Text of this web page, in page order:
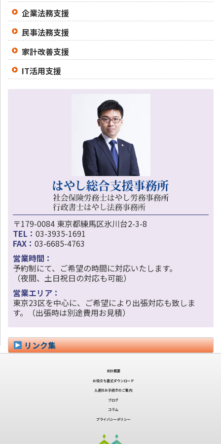
企業法務支援
民事法務支援
家計改善支援
IT活用支援
〒179-0084 東京都練馬区氷川台2-3-8
TEL： 03-3935-1691
FAX： 03-6685-4763
営業時間：
予約制にて、ご希望の時間に対応いたします。
（夜間、土日祝日の対応も可能）
営業エリア：
東京23区を中心に、ご希望により出張対応も致しま
す。（出張時は別途費用お見積）
リンク集
会社概要
お役立ち書式ダウンロード
入退社お手続きのご案内
ブログ
コラム
プライバシーポリシー